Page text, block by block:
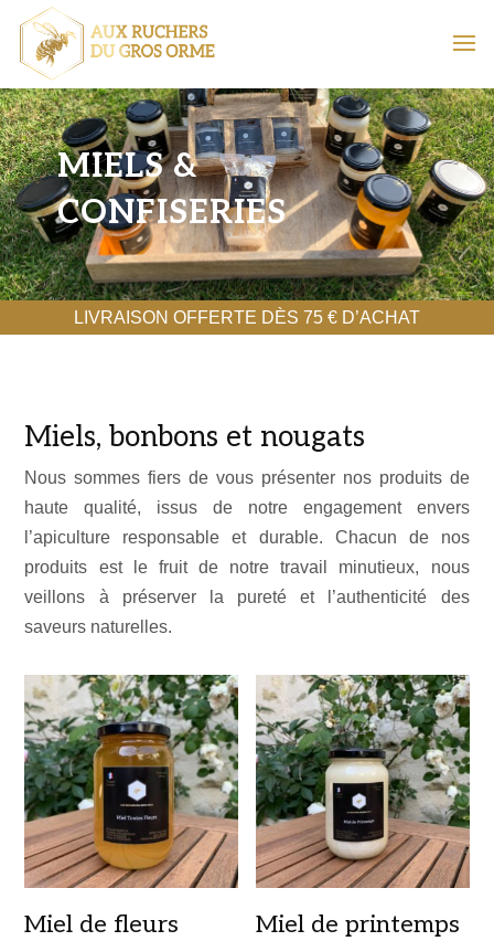
MIELS &
CONFISERIES
LIVRAISON OFFERTE DÈS 75 € D’ACHAT
Miels, bonbons et nougats
Nous sommes fiers de vous présenter nos produits de
haute qualité, issus de notre engagement envers
l’apiculture responsable et durable. Chacun de nos
produits est le fruit de notre travail minutieux, nous
veillons à préserver la pureté et l’authenticité des
saveurs naturelles.
Miel de fleurs Miel de printemps